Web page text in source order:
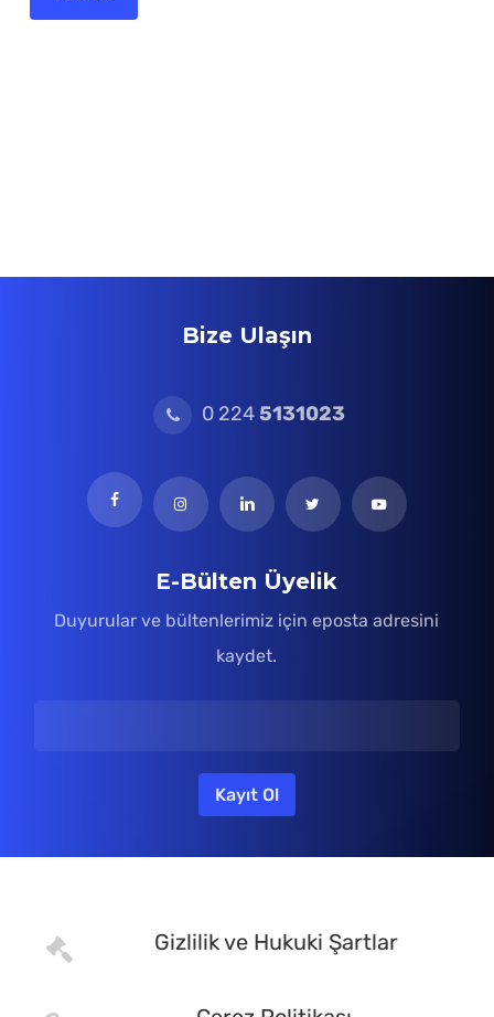
Bize Ulaşın
0 2245131023
E-Bülten Üyelik
Duyurular ve bültenlerimiz için eposta adresini
kaydet.
Gizlilik ve Hukuki Şartlar